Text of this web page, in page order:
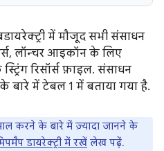
में मौजूद सभी संसाधन
लॉन्चर आइकॉन के लिए
रिसॉर्स फ़ाइल. संसाधन
बारे में टेबल 1 में बताया गया है.
करने के बारे में ज़्यादा जानने के
डायरेक्ट्री में रखें लेख पढ़ें.